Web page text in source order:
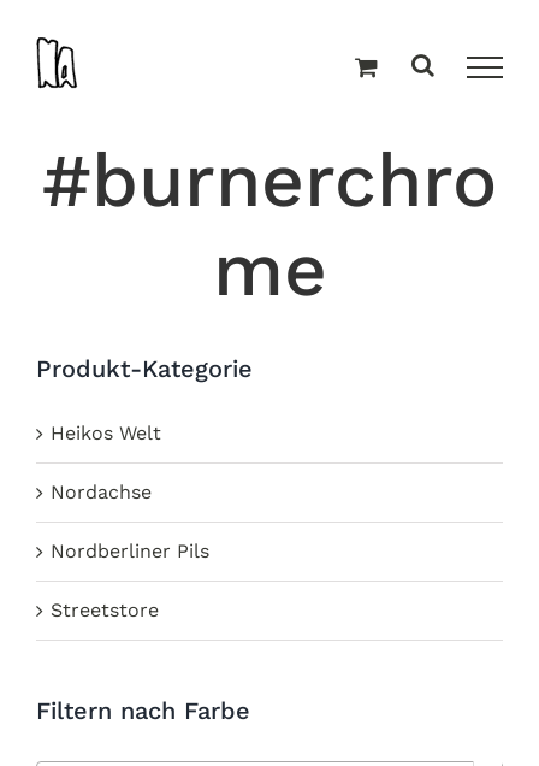
Inhalt
springen
#burnerchro
me
Produkt-Kategorie
Heikos Welt
Nordachse
Nordberliner Pils
Streetstore
Filtern nach Farbe